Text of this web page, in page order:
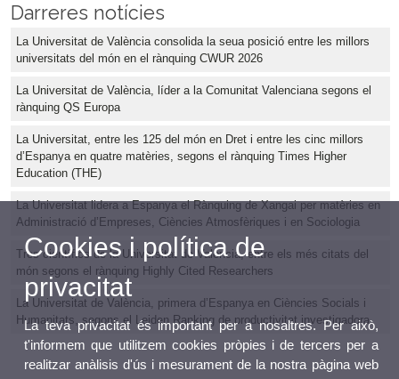
Darreres notícies
La Universitat de València consolida la seua posició entre les millors
universitats del món en el rànquing CWUR 2026
La Universitat de València, líder a la Comunitat Valenciana segons el
rànquing QS Europa
La Universitat, entre les 125 del món en Dret i entre les cinc millors
d’Espanya en quatre matèries, segons el rànquing Times Higher
Education (THE)
La Universitat lidera a Espanya el Rànquing de Xangai per matèries en
Administració d’Empreses, Ciències Atmosfèriques i en Sociologia
Tres científics de la Universitat de València, entre els més citats del
món segons el rànquing Highly Cited Researchers
La Universitat de València, primera d’Espanya en Ciències Socials i
Humanitats, segons el Leiden Ranking de productivitat investigadora
Cookies i política de
privacitat
La teva privacitat és important per a nosaltres. Per això,
t'informem que utilitzem cookies pròpies i de tercers per a
realitzar anàlisis d'ús i mesurament de la nostra pàgina web